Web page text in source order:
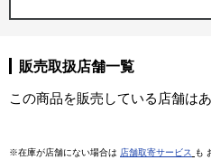
販売取扱店舗一覧
この商品を販売している店舗はあ
※在庫が店舗にない場合は 店舗取寄サービス
も